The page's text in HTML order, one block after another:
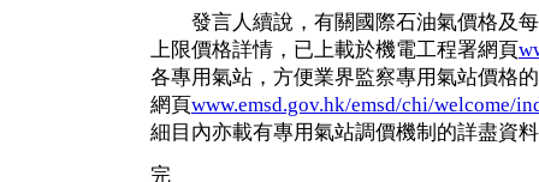
發言人續說，有關國際石油氣價格及每
上限價格詳情，已上載於機電工程署網頁
各專用氣站，方便業界監察專用氣站價格
網頁www.emsd.gov.hk/emsd/chi/welcome/
細目內亦載有專用氣站調價機制的詳盡資
完